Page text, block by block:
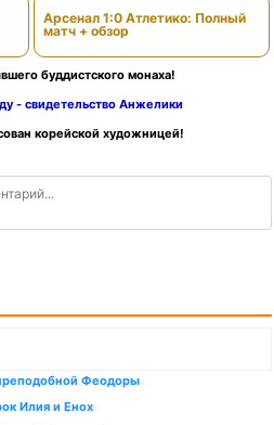
Арсенал 1:0 Атлетико: Полный
матч + обзор
буддистского монаха!
- свидетельство Анжелики
корейской художницей!
Феодоры
Илия и Енох